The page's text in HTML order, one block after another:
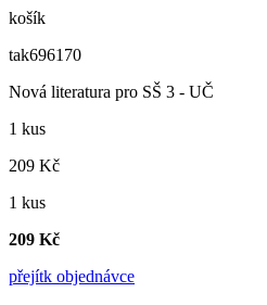
košík
tak696170
Nová literatura pro SŠ 3 - UČ
1 kus
209 Kč
1 kus
209 Kč
přejítk objednávce